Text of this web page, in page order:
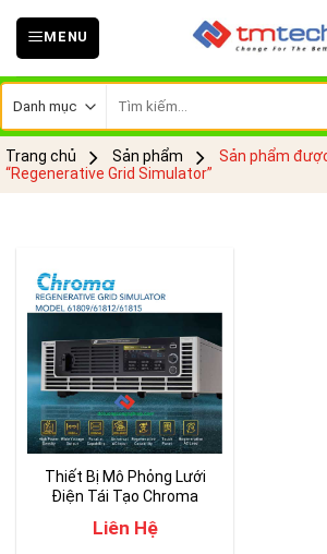
Skip
MENU
kiếm:
Trang chủ Sản phẩm
Sản phẩm
“Regenerative Grid Simulator”
Thiết Bị Mô Phỏng Lưới
Điện Tái Tạo Chroma
Liên Hệ